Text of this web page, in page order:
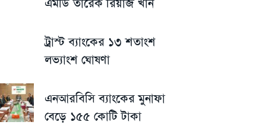
ট্রাস্ট ব্যাংকের ১৩ শতাংশ
লভ্যাংশ ঘোষণা
এনআরবিসি ব্যাংকের মুনাফা
বেড়ে ১৫৫ কোটি টাকা